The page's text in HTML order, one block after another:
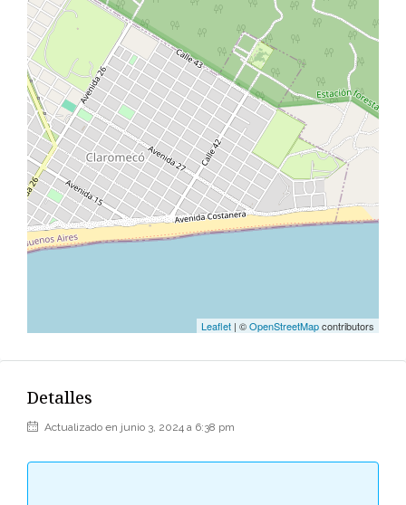
Leaflet | ©OpenStreetMapcontributors
Detalles
Actualizado en junio 3, 2024 a 6:38 pm